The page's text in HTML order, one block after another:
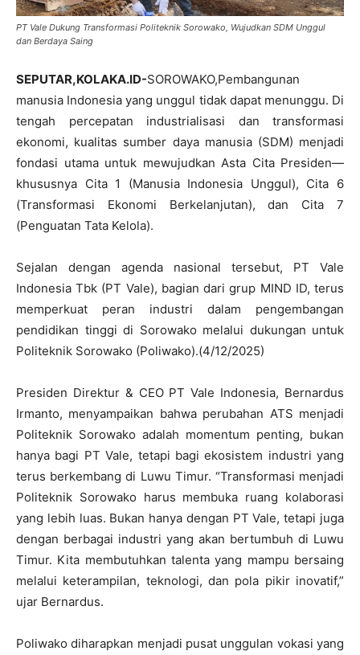
PT Vale Dukung Transformasi Politeknik Sorowako, Wujudkan SDM Unggul
dan Berdaya Saing
SEPUTAR,KOLAKA.ID-SOROWAKO,Pembangunan
manusia Indonesia yang unggul tidak dapat menunggu. Di
tengah percepatan industrialisasi dan transformasi
ekonomi, kualitas sumber daya manusia (SDM) menjadi
fondasi utama untuk mewujudkan Asta Cita Presiden—
khususnya Cita 1 (Manusia Indonesia Unggul), Cita 6
(Transformasi Ekonomi Berkelanjutan), dan Cita 7
(Penguatan Tata Kelola).
Sejalan dengan agenda nasional tersebut, PT Vale
Indonesia Tbk (PT Vale), bagian dari grup MIND ID, terus
memperkuat peran industri dalam pengembangan
pendidikan tinggi di Sorowako melalui dukungan untuk
Politeknik Sorowako (Poliwako).(4/12/2025)
Presiden Direktur & CEO PT Vale Indonesia, Bernardus
Irmanto, menyampaikan bahwa perubahan ATS menjadi
Politeknik Sorowako adalah momentum penting, bukan
hanya bagi PT Vale, tetapi bagi ekosistem industri yang
terus berkembang di Luwu Timur. “Transformasi menjadi
Politeknik Sorowako harus membuka ruang kolaborasi
yang lebih luas. Bukan hanya dengan PT Vale, tetapi juga
dengan berbagai industri yang akan bertumbuh di Luwu
Timur. Kita membutuhkan talenta yang mampu bersaing
melalui keterampilan, teknologi, dan pola pikir inovatif,”
ujar Bernardus.
Poliwako diharapkan menjadi pusat unggulan vokasi yang